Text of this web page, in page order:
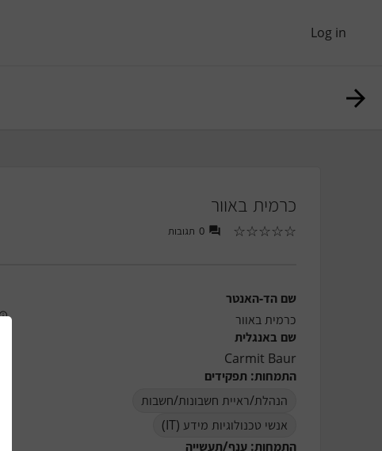
Log in
כרמית באוור
☆
☆
☆
☆
☆
0 תגובות
שם הד-האנטר
כרמית באוור
שם באנגלית
Carmit Baur
התמחות: תפקידים
הנהלת/ראיית חשבונות/חשבות
אנשי טכנולוגיות מידע (IT)
התמחות: ענף/תעשייה